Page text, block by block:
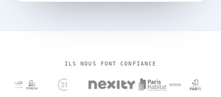
ILS NOUS FONT CONFIANCE